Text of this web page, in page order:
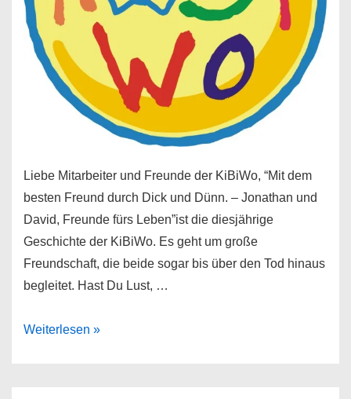
Liebe Mitarbeiter und Freunde der KiBiWo, “Mit dem
besten Freund durch Dick und Dünn. – Jonathan und
David, Freunde fürs Leben”ist die diesjährige
Geschichte der KiBiWo. Es geht um große
Freundschaft, die beide sogar bis über den Tod hinaus
begleitet. Hast Du Lust, …
Mitarbeiter
Weiterlesen »